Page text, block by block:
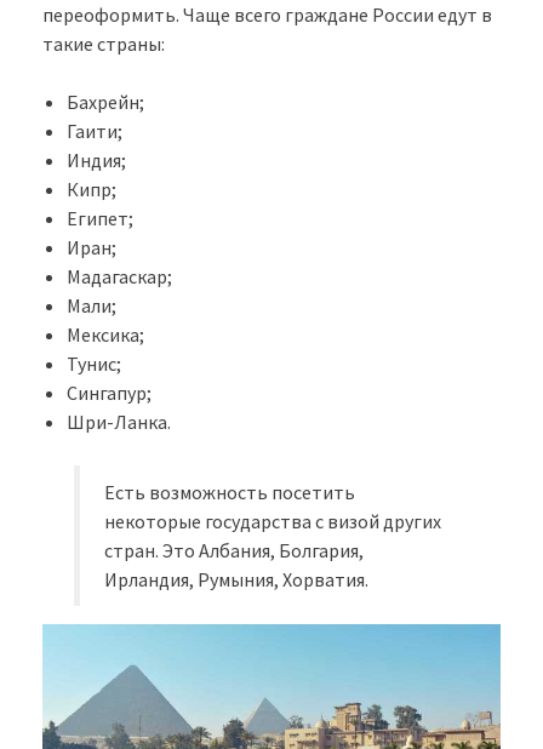
переоформить. Чаще всего граждане России едут в
такие страны:
Бахрейн;
Гаити;
Индия;
Кипр;
Египет;
Иран;
Мадагаскар;
Мали;
Мексика;
Тунис;
Сингапур;
Шри-Ланка.
Есть возможность посетить
некоторые государства с визой других
стран. Это Албания, Болгария,
Ирландия, Румыния, Хорватия.